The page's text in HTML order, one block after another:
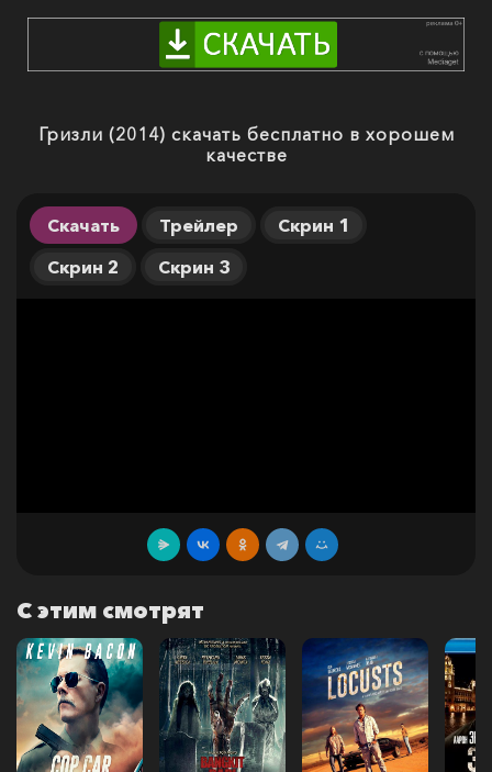
Гризли (2014) скачать бесплатно в хорошем
качестве
Скачать Трейлер
Скрин 1
Скрин 2
Скрин 3
С этим смотрят